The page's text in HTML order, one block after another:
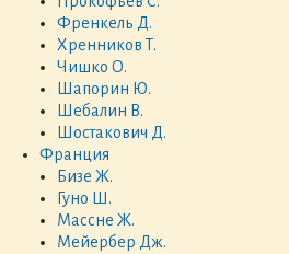
Френкель Д.
Хренников Т.
Чишко О.
Шапорин Ю.
Шебалин В.
Шостакович Д.
Франция
Бизе Ж.
Гуно Ш.
Массне Ж.
Мейербер Дж.